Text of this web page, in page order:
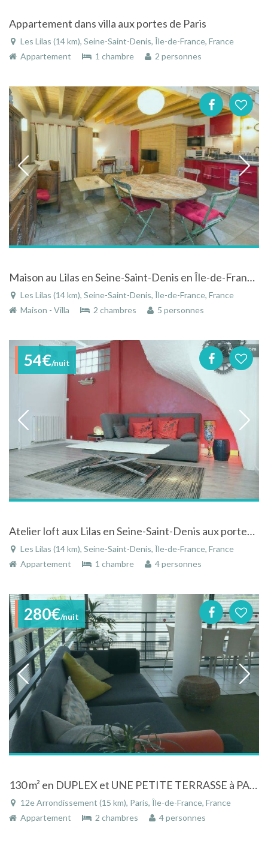
Appartement dans villa aux portes de Paris
Les Lilas (14 km), Seine-Saint-Denis, Île-de-France, France
Appartement
1 chambre 2 personnes
Maison au Lilas en Seine-Saint-Denis en Île-de-France au calme à deux pas de Paris
Les Lilas (14 km), Seine-Saint-Denis, Île-de-France, France
Maison - Villa
2 chambres 5 personnes
54€/nuit
Atelier loft aux Lilas en Seine-Saint-Denis aux portes de Paris
Les Lilas (14 km), Seine-Saint-Denis, Île-de-France, France
Appartement
1 chambre 4 personnes
280€/nuit
130 m² en DUPLEX et UNE PETITE TERRASSE à PARIS 12ème (DAUMESNIL)
12e Arrondissement (15 km), Paris, Île-de-France, France
Appartement
2 chambres 4 personnes